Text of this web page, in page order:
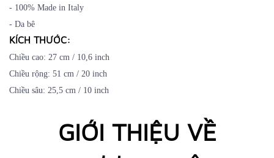
- 100% Made in Italy
- Da bê
KÍCH THƯỚC:
Chiều cao: 27 cm / 10,6 inch
Chiều rộng: 51 cm / 20 inch
Chiều sâu: 25,5 cm / 10 inch
GIỚI THIỆU VỀ